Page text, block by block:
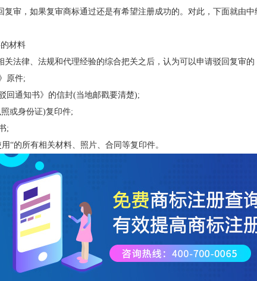
复审，如果复审商标通过还是有希望注册成功的。对此，下面就由
材料
关法律、法规和代理经验的综合把关之后，认为可以申请驳回复审的
原件;
回通知书》的信封(当地邮戳要清楚);
或身份证)复印件;
;
“的所有相关材料、照片、合同等复印件。